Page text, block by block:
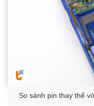
So sánh pin thay thế